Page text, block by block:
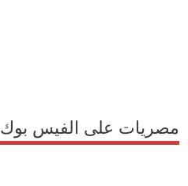
مصريات على الفيس بوك